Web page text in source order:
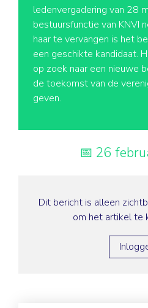
ledenvergadering van 28
bestuursfunctie van KNVI
haar te vervangen is het
een geschikte kandidaat.
op zoek naar een nieuwe
de toekomst van de
geven.
26
Dit bericht is alleen
om het artikel te